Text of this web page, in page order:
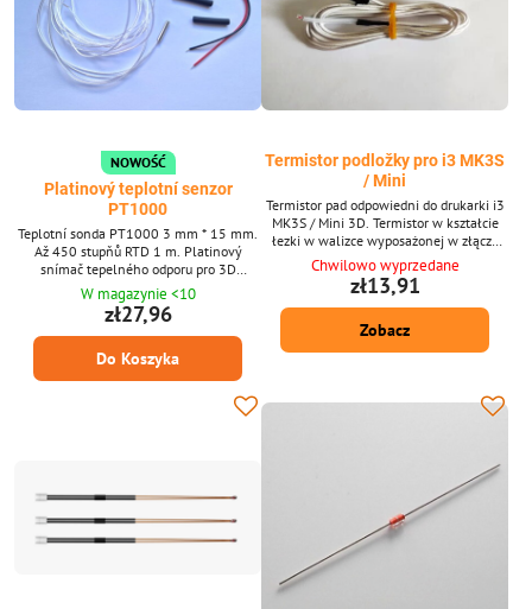
NOWOŚĆ
Platinový teplotní senzor
PT1000
Teplotní sonda PT1000 3 mm * 15 mm.
Až 450 stupňů RTD 1 m. Platinový
snímač tepelného odporu pro 3D
tiskárnu, Volcano/V6 topný blok.
W magazynie <10
zł27,96
Do Koszyka
Termistor podložky pro i3 MK3S
/ Mini
Termistor pad odpowiedni do drukarki i3
MK3S / Mini 3D. Termistor w kształcie
łezki w walizce wyposażonej w złącze
typu molex do tablic kontrolnych
Rambo, Buddy.
Chwilowo wyprzedane
zł13,91
Zobacz